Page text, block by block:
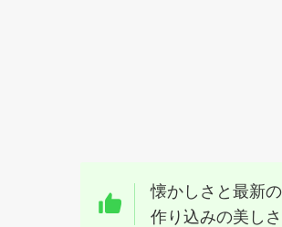
懐かしさと最新
作り込みの美し